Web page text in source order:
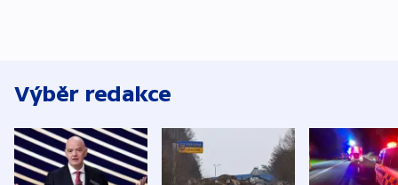
Výběr redakce